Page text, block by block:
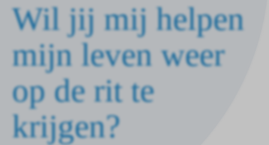
homepagina
Wil jij mij helpen
mijn leven weer
op de rit te
krijgen?